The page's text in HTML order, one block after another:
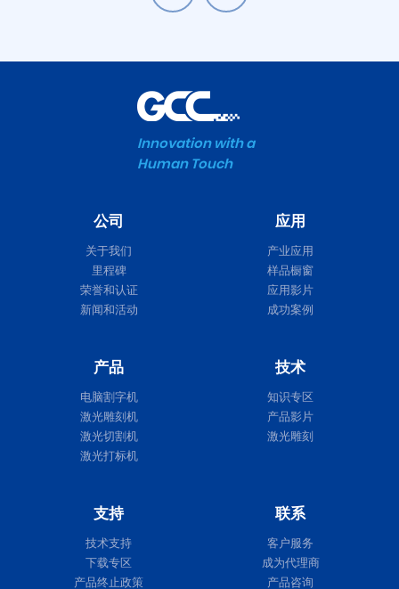
Innovation with a
Human Touch
公司
关于我们
里程碑
荣誉和认证
新闻和活动
应用
产业应用
样品橱窗
应用影片
成功案例
产品
电脑割字机
激光雕刻机
激光切割机
激光打标机
技术
知识专区
产品影片
激光雕刻
支持
技术支持
下载专区
产品终止政策
联系
客户服务
成为代理商
产品咨询